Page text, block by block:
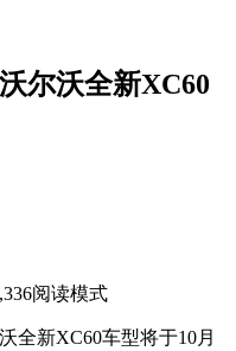
尔沃全新XC60
阅读模式
全新XC60车型将于10月